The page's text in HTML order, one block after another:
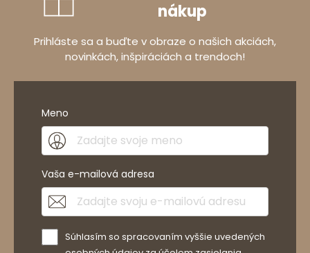
nákup
Prihláste sa a buďte v obraze o našich akciách,
novinkách, inšpiráciách a trendoch!
Meno
Vaša e-mailová adresa
Súhlasím so spracovaním vyššie uvedených